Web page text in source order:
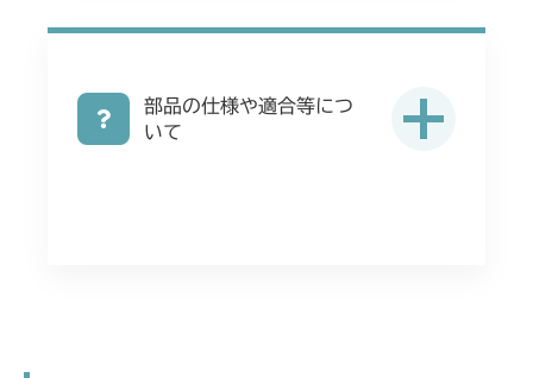
部品の仕様や適合等につ
いて